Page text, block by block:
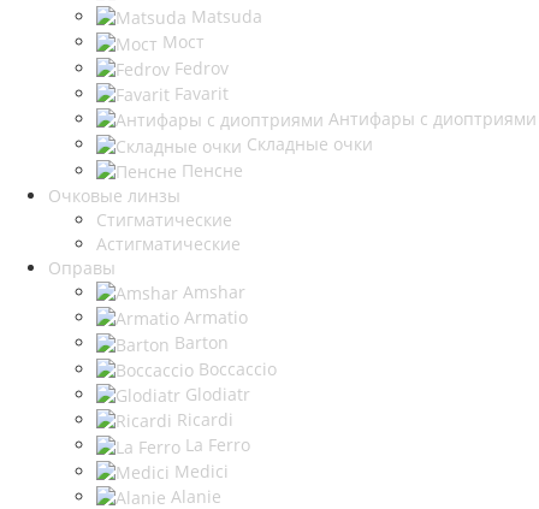
Matsuda
Мост
Fedrov
Favarit
Антифары с диоптриями
Складные очки
Пенсне
Очковые линзы
Стигматические
Астигматические
Оправы
Amshar
Armatio
Barton
Boccaccio
Glodiatr
Ricardi
La Ferro
Medici
Alanie